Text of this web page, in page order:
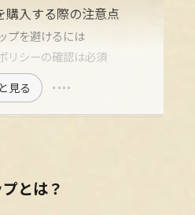
購入する際の注意点
プを避けるには
リシーの確認は必須
見る
とは？